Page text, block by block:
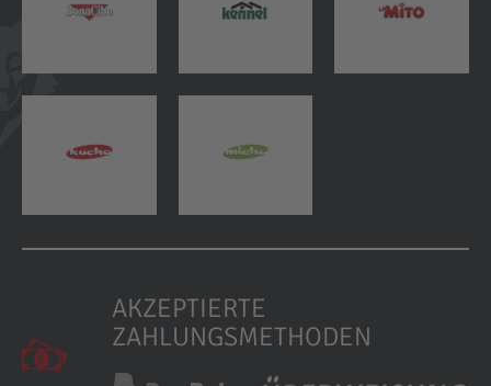
AKZEPTIERTE
ZAHLUNGSMETHODEN